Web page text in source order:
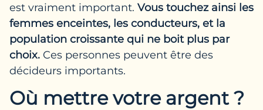
est vraiment important. Vous touchez ainsi les
femmes enceintes, les conducteurs, et la
population croissante qui ne boit plus par
choix. Ces personnes peuvent être des
décideurs importants.
Où mettre votre argent ?